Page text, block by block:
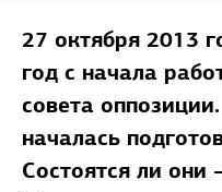
27 октября 2013
год с начала
совета
началась
Состоятся ли